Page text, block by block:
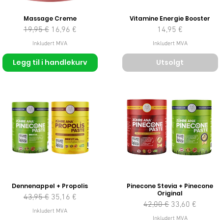
Massage Creme
Vanlig pris
19,95 € Salgspris
16,96 €
Inkludert MVA
Legg til i handlekurv
Vitamine Energie Booster
Pris
14,95 €
Inkludert MVA
Utsolgt
Dennenappel + Propolis
Vanlig pris
43,95 € Salgspris
35,16 €
Inkludert MVA
Pinecone Stevia + Pinecone
Original
Vanlig pris
42,00 € Salgspris
33,60 €
Inkludert MVA